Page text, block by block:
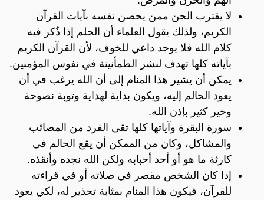
لا يقترب الجن ممن يحصن نفسه بآيات القرآن
الكريم، ولذلك يقول العلماء أن الحلم إذا ذُكر فيه
كلام الله فلا يوجد داعي للخوف، لأن القرآن الكريم
بآياته كلها تهدف لنشر الطمأنينة في نفوس المؤمنين.
يمكن أن يشير هذا المنام إلى أن الله يرغب في أن
يعود الحالم إليه، ويكون بداية لهداية وتوبة نصوحة
وخير كثير بإذن الله.
سورة البقرة وآياتها كلها تقى الفرد من المصائب
والمشاكل، وكان من الممكن أن يقع الحالم في
كارثة ما هو أو أحد أحبابه ولكن الله نجده وأنقذه.
إذا كان الشخص مقصر في صلاته أو في قراءته
للقرآن، فيكون هذا المنام بمثابة تحذير له، لكي يعود